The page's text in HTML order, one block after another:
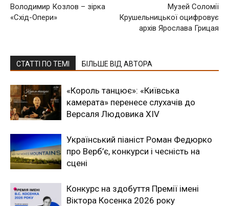
Володимир Козлов – зірка
«Схід-Опери»
Музей Соломії
Крушельницької оцифровує
архів Ярослава Грицая
СТАТТІ ПО ТЕМІ БІЛЬШЕ ВІД АВТОРА
«Король танцює»: «Київська
камерата» перенесе слухачів до
Версаля Людовика XIV
Український піаніст Роман Федюрко
про Верб’є, конкурси і чесність на
сцені
Конкурс на здобуття Премії імені
Віктора Косенка 2026 року